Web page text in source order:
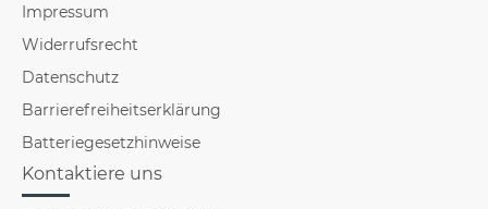
Impressum
Widerrufsrecht
Datenschutz
Barrierefreiheitserklärung
Batteriegesetzhinweise
Kontaktiere uns